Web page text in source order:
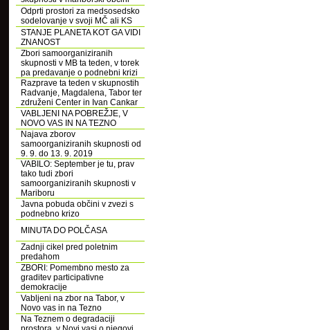
Odprti prostori za medsosedsko
sodelovanje v svoji MČ ali KS
STANJE PLANETA KOT GA VIDI
ZNANOST
Zbori samoorganiziranih
skupnosti v MB ta teden, v torek
pa predavanje o podnebni krizi
Razprave ta teden v skupnostih
Radvanje, Magdalena, Tabor ter
združeni Center in Ivan Cankar
VABLJENI NA POBREŽJE, V
NOVO VAS IN NA TEZNO
Najava zborov
samoorganiziranih skupnosti od
9. 9. do 13. 9. 2019
VABILO: September je tu, prav
tako tudi zbori
samoorganiziranih skupnosti v
Mariboru
Javna pobuda občini v zvezi s
podnebno krizo
MINUTA DO POLČASA
Zadnji cikel pred poletnim
predahom
ZBORI: Pomembno mesto za
graditev participativne
demokracije
Vabljeni na zbor na Tabor, v
Novo vas in na Tezno
Na Teznem o degradaciji